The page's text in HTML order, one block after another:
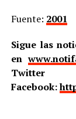
Fuente: 2001
Sigue las
en
Facebook: